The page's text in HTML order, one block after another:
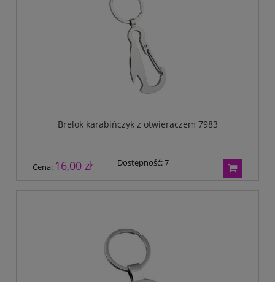
Brelok karabińczyk z otwieraczem 7983
Cena: 16,00 zł Dostępność:7